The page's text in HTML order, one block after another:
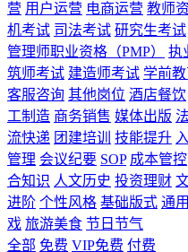
营 用户运营 电商运营 教师
机考试 司法考试 研究生考试
管理师职业资格（PMP）
执
筑师考试 建造师考试 学前
客服咨询 其他岗位 酒店餐饮
工制造 商务销售 媒体出版
流快递 团建培训 技能提升
管理 会议纪要 SOP 成本管控
合知识 人文历史 投资理财
进阶 个性风格 基础版式 通
戏 旅游美食 节日节气
全部 免费 VIP免费 付费